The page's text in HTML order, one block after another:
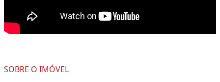
SOBRE O IMÓVEL